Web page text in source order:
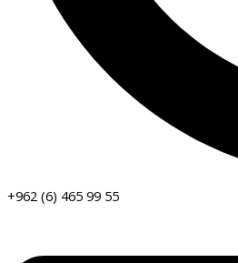
+962 (6) 465 99 55